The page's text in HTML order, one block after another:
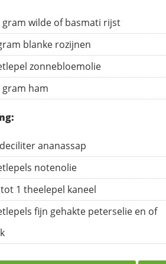
gram wilde of basmati rijst
blanke rozijnen
zonnebloemolie
gram ham
ananassap
notenolie
1 theelepel kaneel
fijn gehakte peterselie en of